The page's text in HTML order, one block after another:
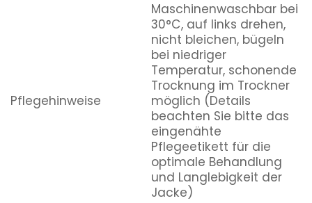
Pflegehinweise
Maschinenwaschbar bei
30°C, auf links drehen,
nicht bleichen, bügeln
bei niedriger
Temperatur, schonende
Trocknung im Trockner
möglich (Details
beachten Sie bitte das
eingenähte
Pflegeetikett für die
optimale Behandlung
und Langlebigkeit der
Jacke)